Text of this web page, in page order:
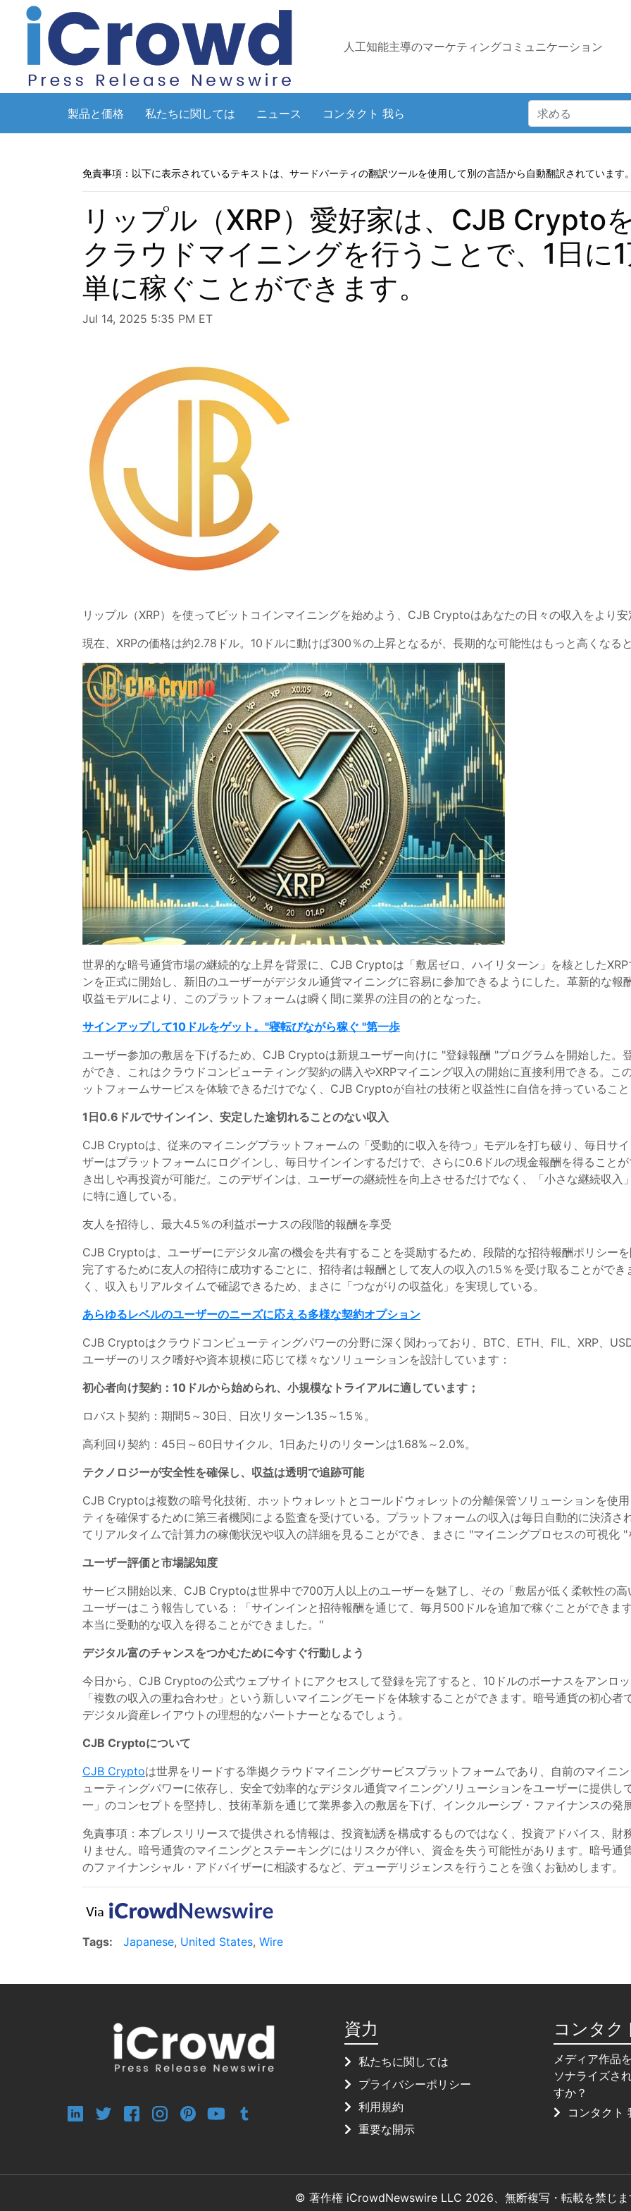
人工知能主導のマーケティングコミュニケーション
製品と価格 私たちに関しては ニュース コンタクト 我ら
免責事項：以下に表示されているテキストは、サードパーティの翻訳ツールを使用して別の言語から自動翻訳されています。
リップル（XRP）愛好家は、CJB Crypto
クラウドマイニングを行うことで、1日に
単に稼ぐことができます。
Jul 14, 2025 5:35 PM ET
リップル（XRP）を使ってビットコインマイニングを始めよう、CJB Cryptoはあなたの日々の収入をより安
現在、XRPの価格は約2.78ドル。10ドルに動けば300％の上昇となるが、長期的な可能性はもっと高くなる
世界的な暗号通貨市場の継続的な上昇を背景に、CJB Cryptoは「敷居ゼロ、ハイリターン」を核とした
ンを正式に開始し、新旧のユーザーがデジタル通貨マイニングに容易に参加できるようにした。革新的な
収益モデルにより、このプラットフォームは瞬く間に業界の注目の的となった。
サインアップして10ドルをゲット。"寝転びながら稼ぐ "第一歩
ユーザー参加の敷居を下げるため、CJB Cryptoは新規ユーザー向けに "登録報酬 "プログラムを開始した。
ができ、これはクラウドコンピューティング契約の購入やXRPマイニング収入の開始に直接利用できる。こ
ットフォームサービスを体験できるだけでなく、CJB Cryptoが自社の技術と収益性に自信を持っていること
1日0.6ドルでサインイン、安定した途切れることのない収入
CJB Cryptoは、従来のマイニングプラットフォームの「受動的に収入を待つ」モデルを打ち破り、毎日サ
ザーはプラットフォームにログインし、毎日サインインするだけで、さらに0.6ドルの現金報酬を得ること
き出しや再投資が可能だ。このデザインは、ユーザーの継続性を向上させるだけでなく、「小さな継続収
に特に適している。
友人を招待し、最大4.5％の利益ボーナスの段階的報酬を享受
CJB Cryptoは、ユーザーにデジタル富の機会を共有することを奨励するため、段階的な招待報酬ポリシー
完了するために友人の招待に成功するごとに、招待者は報酬として友人の収入の1.5％を受け取ることがで
く、収入もリアルタイムで確認できるため、まさに「つながりの収益化」を実現している。
あらゆるレベルのユーザーのニーズに応える多様な契約オプション
CJB Cryptoはクラウドコンピューティングパワーの分野に深く関わっており、BTC、ETH、FIL、XRP、
ユーザーのリスク嗜好や資本規模に応じて様々なソリューションを設計しています：
初心者向け契約：10ドルから始められ、小規模なトライアルに適しています；
ロバスト契約：期間5～30日、日次リターン1.35～1.5％。
高利回り契約：45日～60日サイクル、1日あたりのリターンは1.68%～2.0%。
テクノロジーが安全性を確保し、収益は透明で追跡可能
CJB Cryptoは複数の暗号化技術、ホットウォレットとコールドウォレットの分離保管ソリューションを使
ティを確保するために第三者機関による監査を受けている。プラットフォームの収入は毎日自動的に決済さ
てリアルタイムで計算力の稼働状況や収入の詳細を見ることができ、まさに "マイニングプロセスの可視化 "
ユーザー評価と市場認知度
サービス開始以来、CJB Cryptoは世界中で700万人以上のユーザーを魅了し、その「敷居が低く柔軟性の
ユーザーはこう報告している：「サインインと招待報酬を通じて、毎月500ドルを追加で稼ぐことができま
本当に受動的な収入を得ることができました。"
デジタル富のチャンスをつかむために今すぐ行動しよう
今日から、CJB Cryptoの公式ウェブサイトにアクセスして登録を完了すると、10ドルのボーナスをアンロ
「複数の収入の重ね合わせ」という新しいマイニングモードを体験することができます。暗号通貨の初心
デジタル資産レイアウトの理想的なパートナーとなるでしょう。
CJB Cryptoについて
CJB Cryptoは世界をリードする準拠クラウドマイニングサービスプラットフォームであり、自前のマイニ
ューティングパワーに依存し、安全で効率的なデジタル通貨マイニングソリューションをユーザーに提供
一」のコンセプトを堅持し、技術革新を通じて業界参入の敷居を下げ、インクルーシブ・ファイナンスの発
免責事項：本プレスリリースで提供される情報は、投資勧誘を構成するものではなく、投資アドバイス、財
りません。暗号通貨のマイニングとステーキングにはリスクが伴い、資金を失う可能性があります。暗号
のファイナンシャル・アドバイザーに相談するなど、デューデリジェンスを行うことを強くお勧めします。
Tags: Japanese, United States, Wire
資力
私たちに関しては
プライバシーポリシー
利用規約
重要な開示
コンタク
メディア作品
ソナライズさ
すか？
コンタクト
© 著作権 iCrowdNewswire LLC 2026、無断複写・転載を禁じま